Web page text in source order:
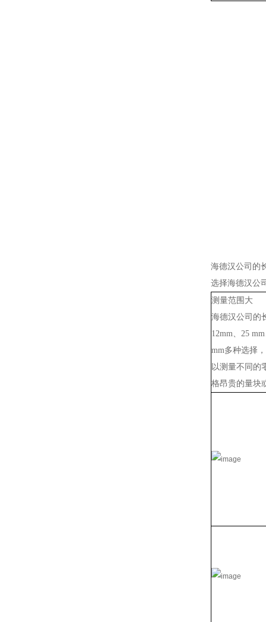
海德汉公司的
选择海德汉公
测量范围大
海德汉公司的
12mm、25
mm多种选择
以测量不同的
格昂贵的量块